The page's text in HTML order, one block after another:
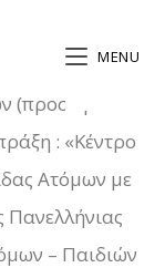
MENU
(προσωρινά
: «Κέντρο
Ατόμων με
Πανελλήνιας
– Παιδιών